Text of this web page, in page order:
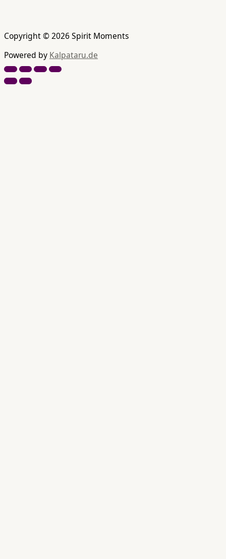
Copyright © 2026 Spirit Moments
Powered by Kalpataru.de